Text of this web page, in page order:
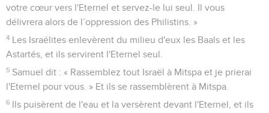
votre cœur vers l'Eternel et servez-le lui seul. Il vous
délivrera alors de l’oppression des Philistins. »
4 Les Israélites enlevèrent du milieu d'eux les Baals et les
Astartés, et ils servirent l'Eternel seul.
5 Samuel dit : « Rassemblez tout Israël à Mitspa et je prierai
l'Eternel pour vous. » Et ils se rassemblèrent à Mitspa.
6 Ils puisèrent de l'eau et la versèrent devant l'Eternel, et ils